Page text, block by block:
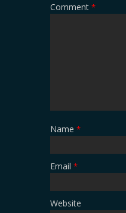
Comment *
Name *
Email *
Website